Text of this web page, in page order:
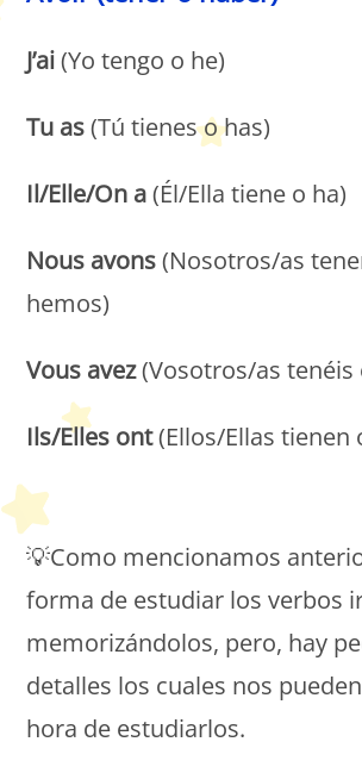
J’ai(Yo tengo o he)
Tu as(Tú tienes o has)
Il/Elle/On a(Él/Ella tiene o ha)
Nous avons(Nosotros/as
hemos)
Vous avez(Vosotros/as tenéis
Ils/Elles ont(Ellos/Ellas tienen
💡Como mencionamos
forma de estudiar los verbos
memorizándolos, pero, hay
detalles los cuales nos
hora de estudiarlos.